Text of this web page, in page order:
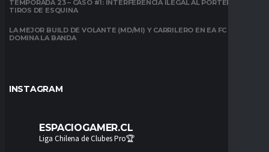
TEMPORADA 23 – CASO #1: INTERFERENCIA ILEGAL AL PORTERO EN
TIROS DE ESQUINA
LA MEJOR BUILD DE VOLANTE (MD/MI) Y CARRILERO EN EA FC 26:
DOMINA LA BANDA
INSTAGRAM
ESPACIOGAMER.CL
Liga Chilena de Clubes Pro🏆